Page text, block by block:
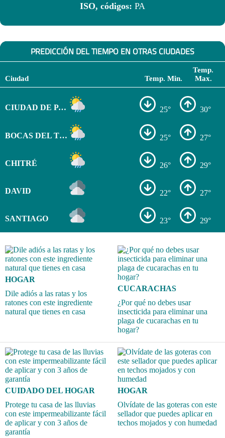
ISO, códigos: PA
PREDICCIÓN DEL TIEMPO EN OTRAS CIUDADES
Ciudad Temp. Min.
Temp.
Max.
CIUDAD DE PANAMÁ 25° 30°
BOCAS DEL TORO 25° 27°
CHITRÉ 26° 29°
DAVID 22° 27°
SANTIAGO 23° 29°
HOGAR
Dile adiós a las ratas y los
ratones con este ingrediente
natural que tienes en casa
CUCARACHAS
¿Por qué no debes usar
insecticida para eliminar una
plaga de cucarachas en tu
hogar?
CUIDADO DEL HOGAR
Protege tu casa de las lluvias
con este impermeabilizante fácil
de aplicar y con 3 años de
garantía
HOGAR
Olvídate de las goteras con este
sellador que puedes aplicar en
techos mojados y con humedad